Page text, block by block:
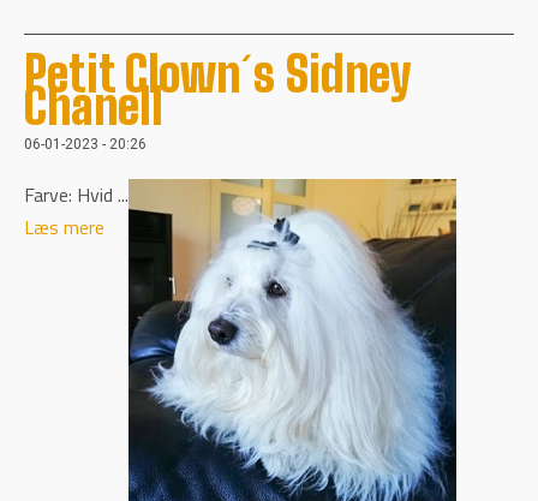
Petit Clown´s Sidney
Chanell
06-01-2023 - 20:26
Farve: Hvid ...
Læs mere